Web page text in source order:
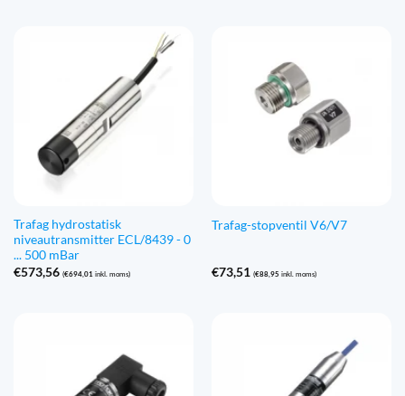
Trafag hydrostatisk
niveautransmitter ECL/8439 - 0
... 500 mBar
€573,56 (€694,01 inkl. moms)
Trafag-stopventil V6/V7
€73,51 (€88,95 inkl. moms)